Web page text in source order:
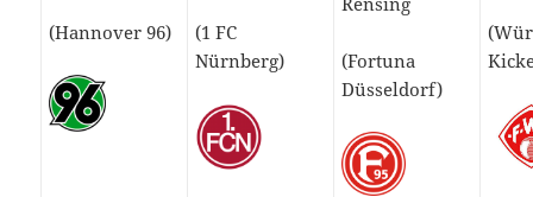
(Hannover 96)
(1 FC
Nürnberg)
(Fortuna
Düsseldorf)